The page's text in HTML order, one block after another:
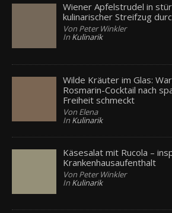
Wiener Apfelstrudel in
kulinarischer Streifzug
Von Peter Winkler
In Kulinarik
Wilde Kräuter im Glas:
Rosmarin-Cocktail nach
Freiheit schmeckt
Von Elena
In Kulinarik
Käsesalat mit Rucola –
Krankenhausaufenthalt
Von Peter Winkler
In Kulinarik